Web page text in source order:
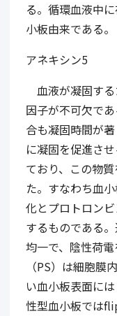
る。循環血液中
小板由来である。
アネキシン5
血液が凝固す
因子が不可欠で
合も凝固時間が
に凝固を促進さ
ており、この物
た。すなわち血
化とプロトロン
するものである
均一で、陰性荷
（PS）は細胞膜
い血小板表面に
性型血小板では